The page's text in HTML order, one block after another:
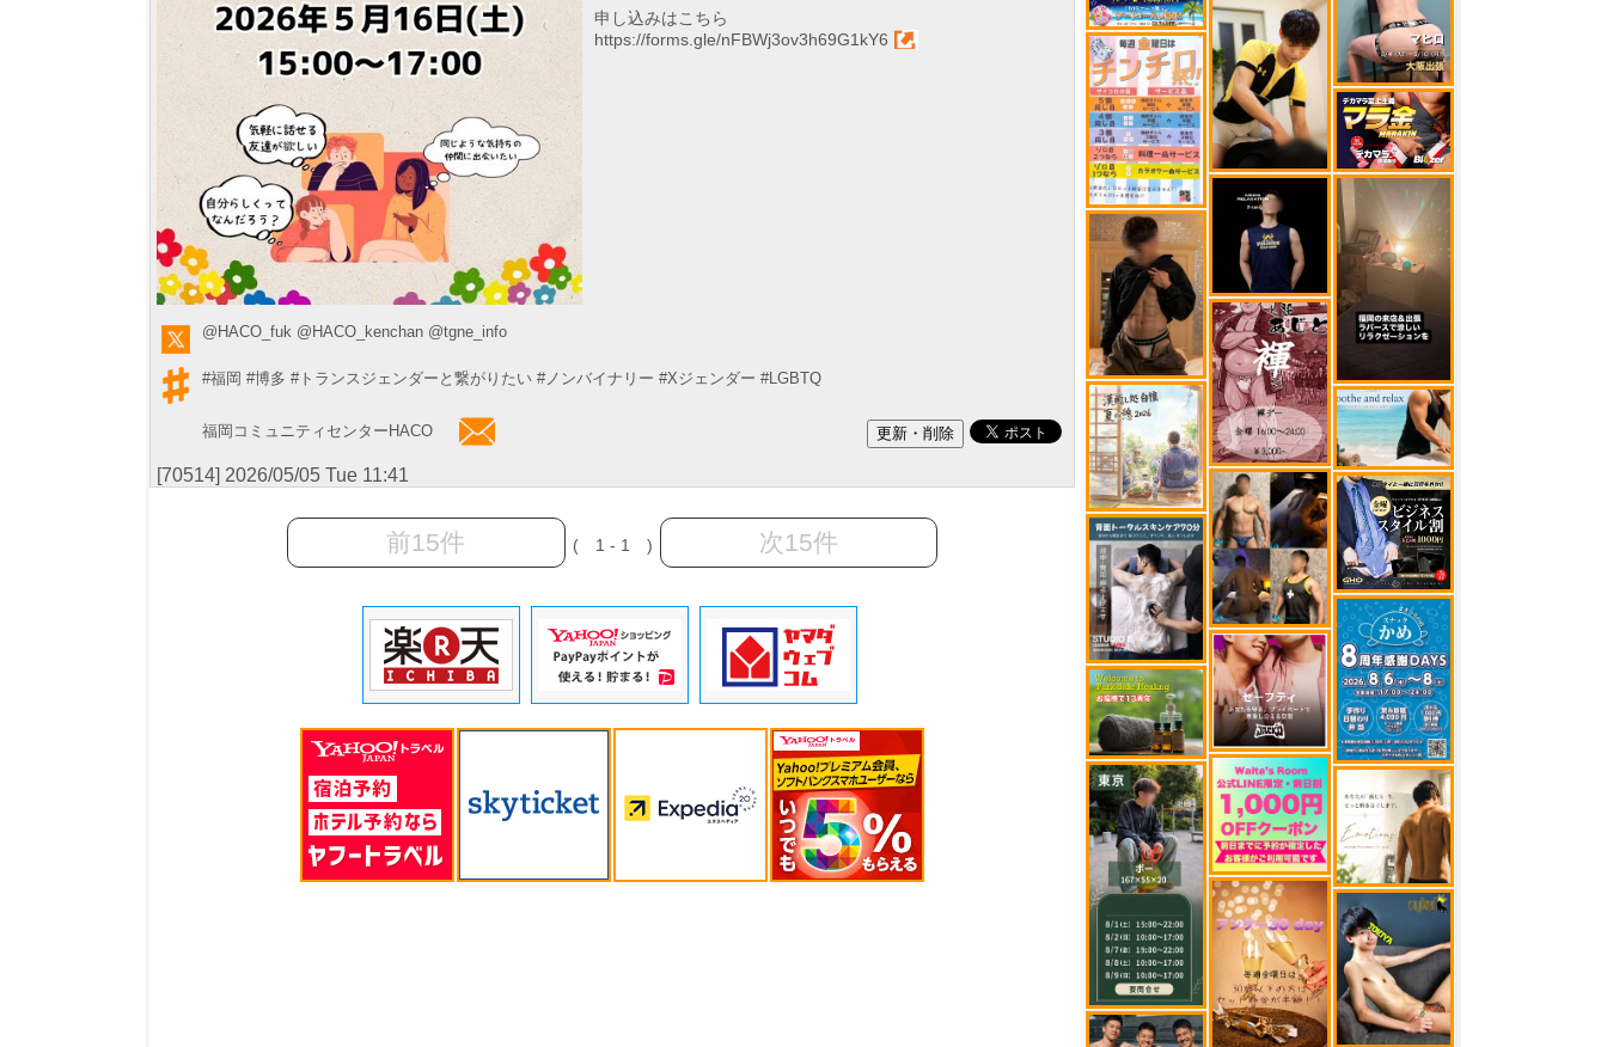
申し込みはこちら
https://forms.gle/nFBWj3ov3h69G1kY6
@HACO_fuk @HACO_kenchan @tgne_info
#福岡 #博多 #トランスジェンダーと繋がりたい #ノンバイナリー #Xジェンダー #LGBTQ
福岡コミュニティセンターHACO
[70514] 2026/05/05 Tue 11:41
前15件 ( 1 - 1 ) 次15件